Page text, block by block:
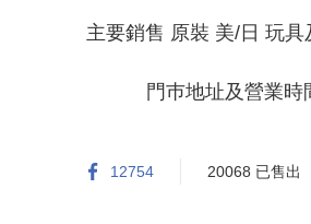
主要銷售 原裝 美/日 玩具
門巿地址及營業時
12754 20068 已售出